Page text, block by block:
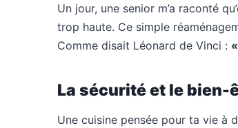
Un jour, une senior m’a raconté
trop haute. Ce simple
Comme disait Léonard de Vinci :
La sécurité et le bien-
Une cuisine pensée pour ta vie à